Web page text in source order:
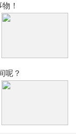
！
呢？